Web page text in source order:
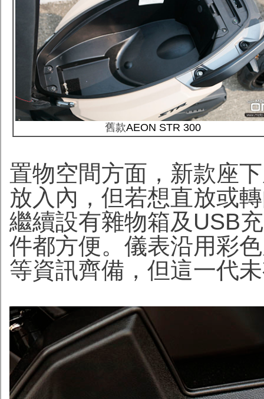
舊款AEON STR 300
置物空間方面，新款座
放入內，但若想直放或
繼續設有雜物箱及USB
件都方便。儀表沿用彩
等資訊齊備，但這一代